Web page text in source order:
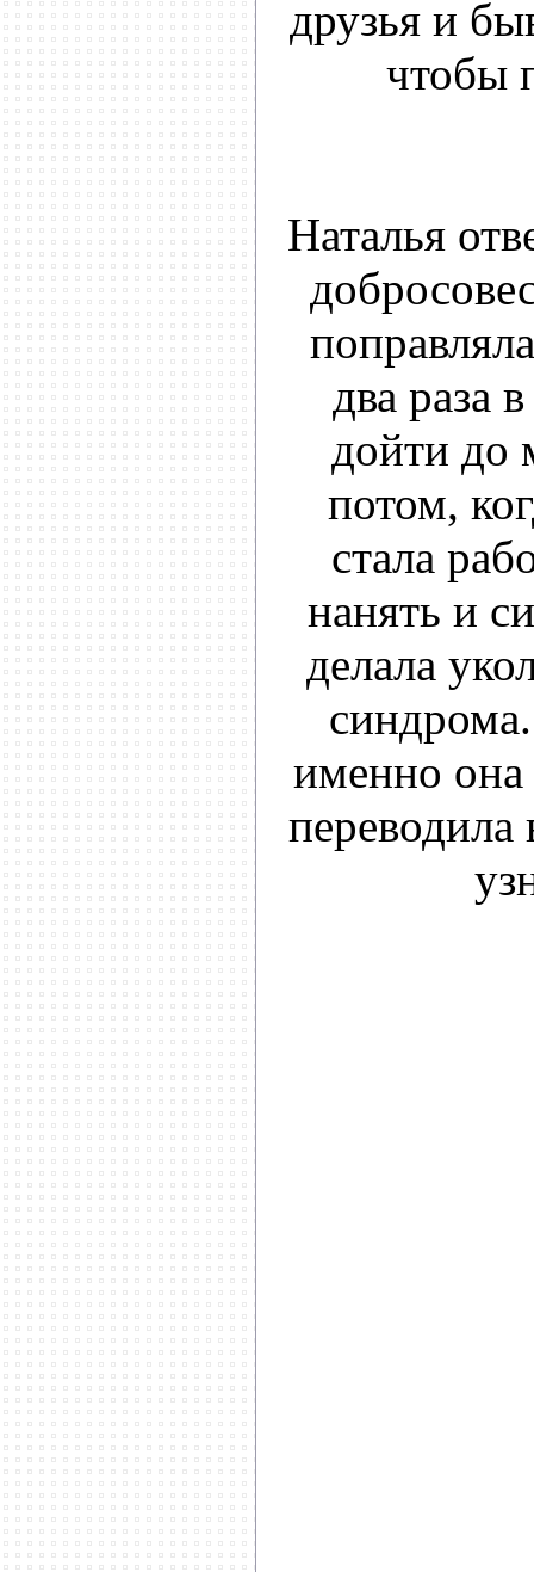
друзья и
чтобы
Наталья
два раза
дойти до
потом,
стала
нанять и
делала
именно она
переводила